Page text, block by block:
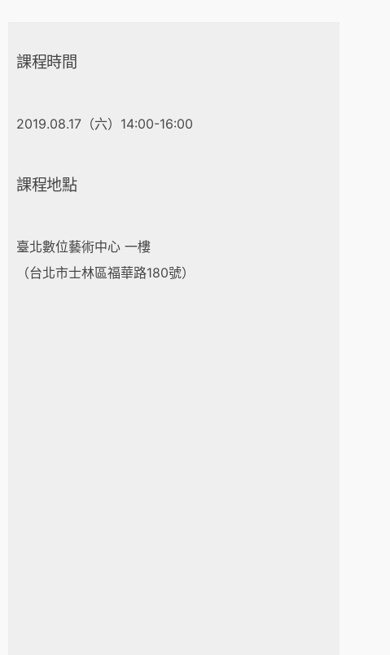
課程時間
2019.08.17（六）14:00-16:00
課程地點
臺北數位藝術中心 一樓
（台北市士林區福華路180號）